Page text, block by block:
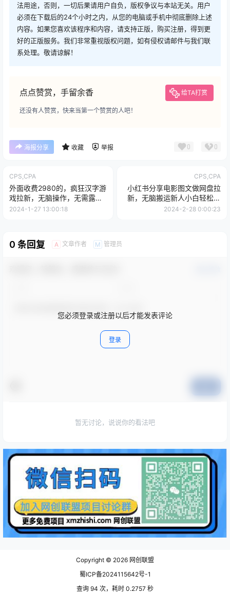
法用途，否则，一切后果请用户自负，版权争议与本站无关。用户
必须在下载后的24个小时之内，从您的电脑或手机中彻底删除上述
内容。如果您喜欢该程序和内容，请支持正版，购买注册，得到更
好的正版服务。我们非常重视版权问题，如有侵权请邮件与我们联
系处理。敬请谅解！
点点赞赏，手留余香 给TA打赏
还没有人赞赏，快来当第一个赞赏的人吧！
海报分享 收藏 举报 0 0
CPS,CPA
外面收费2980的，疯狂汉字游
戏拉新，无脑操作，无需露
脸，寒假必做(素材+教程+保
2024-1-27 13:00:18
CPS,CPA
小红书分享电影图文做网盘拉
新，无脑搬运新人小白轻松上
手，5分钟一个作品，日收益
2024-2-28 0:00:23
0 条回复 A 文章作者 M 管理员
您必须登录或注册以后才能发表评论
登录
暂无讨论，说说你的看法吧
Copyright © 2026 网创联盟
蜀ICP备2024115642号-1
查询 94 次，耗时 0.2757 秒